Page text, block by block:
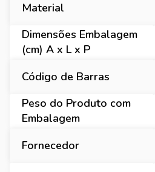
Material
Dimensões Embalagem
(cm) A x L x P
Código de Barras
Peso do Produto com
Embalagem
Fornecedor